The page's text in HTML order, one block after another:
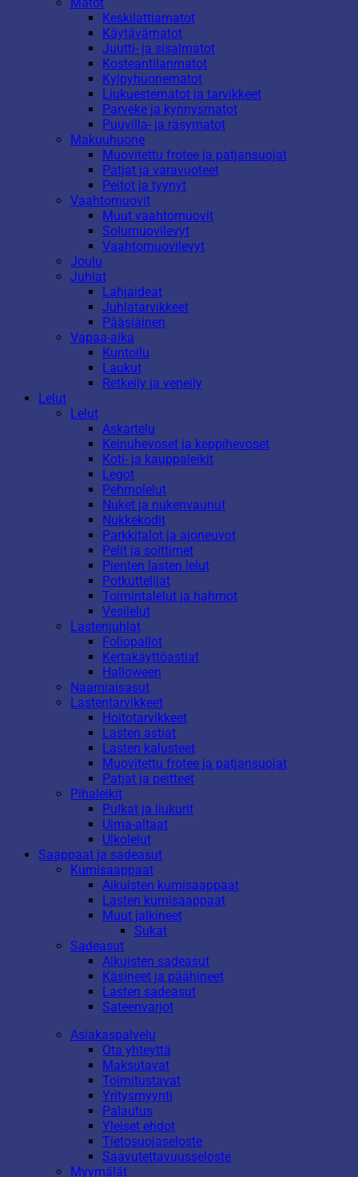
Keskilattiamatot
Käytävämatot
Juutti- ja sisalmatot
Kosteantilanmatot
Kylpyhuonematot
Liukuestematot ja tarvikkeet
Parveke ja kynnysmatot
Puuvilla- ja räsymatot
Makuuhuone
Muovitettu frotee ja patjansuojat
Patjat ja varavuoteet
Peitot ja tyynyt
Vaahtomuovit
Muut vaahtomuovit
Solumuovilevyt
Vaahtomuovilevyt
Joulu
Juhlat
Lahjaideat
Juhlatarvikkeet
Pääsiäinen
Vapaa-aika
Kuntoilu
Laukut
Retkeily ja veneily
Lelut
Lelut
Askartelu
Keinuhevoset ja keppihevoset
Koti- ja kauppaleikit
Legot
Pehmolelut
Nuket ja nukenvaunut
Nukkekodit
Parkkitalot ja ajoneuvot
Pelit ja soittimet
Pienten lasten lelut
Potkuttelijat
Toimintalelut ja hahmot
Vesilelut
Lastenjuhlat
Foliopallot
Kertakäyttöastiat
Halloween
Naamiaisasut
Lastentarvikkeet
Hoitotarvikkeet
Lasten astiat
Lasten kalusteet
Muovitettu frotee ja patjansuojat
Patjat ja peitteet
Pihaleikit
Pulkat ja liukurit
Uima-altaat
Ulkolelut
Saappaat ja sadeasut
Kumisaappaat
Aikuisten kumisaappaat
Lasten kumisaappaat
Muut jalkineet
Sukat
Sadeasut
Aikuisten sadeasut
Käsineet ja päähineet
Lasten sadeasut
Sateenvarjot
Asiakaspalvelu
Ota yhteyttä
Maksutavat
Toimitustavat
Yritysmyynti
Palautus
Yleiset ehdot
Tietosuojaseloste
Saavutettavuusseloste
Myymälät